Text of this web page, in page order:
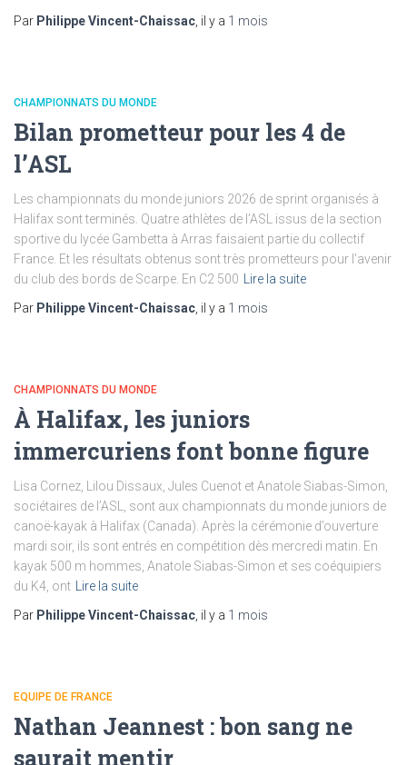
Par Philippe Vincent-Chaissac , il y a 1 mois
CHAMPIONNATS DU MONDE
Bilan prometteur pour les 4 de
l’ASL
Les championnats du monde juniors 2026 de sprint organisés à
Halifax sont terminés. Quatre athlètes de l’ASL issus de la section
sportive du lycée Gambetta à Arras faisaient partie du collectif
France. Et les résultats obtenus sont très prometteurs pour l’avenir
du club des bords de Scarpe. En C2 500
Lire la suite
Par Philippe Vincent-Chaissac , il y a 1 mois
CHAMPIONNATS DU MONDE
À Halifax, les juniors
immercuriens font bonne figure
Lisa Cornez, Lilou Dissaux, Jules Cuenot et Anatole Siabas-Simon,
sociétaires de l’ASL, sont aux championnats du monde juniors de
canoë-kayak à Halifax (Canada). Après la cérémonie d’ouverture
mardi soir, ils sont entrés en compétition dès mercredi matin. En
kayak 500 m hommes, Anatole Siabas-Simon et ses coéquipiers
du K4, ont
Lire la suite
Par Philippe Vincent-Chaissac , il y a 1 mois
EQUIPE DE FRANCE
Nathan Jeannest : bon sang ne
saurait mentir